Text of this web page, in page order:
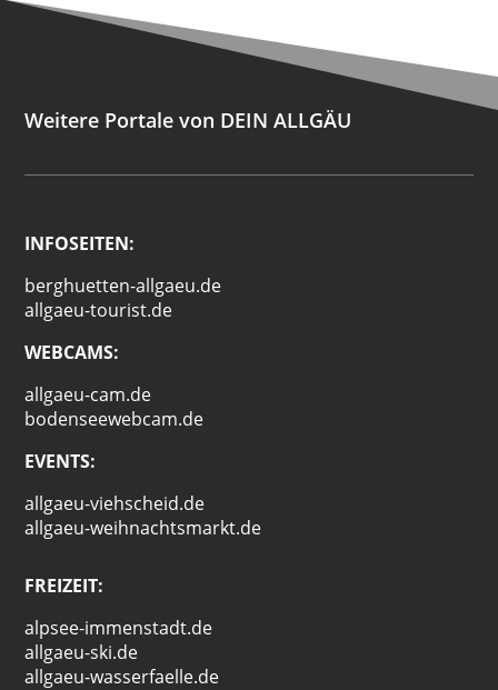
Weitere Portale von DEIN ALLGÄU
INFOSEITEN:
berghuetten-allgaeu.de
allgaeu-tourist.de
WEBCAMS:
allgaeu-cam.de
bodenseewebcam.de
EVENTS:
allgaeu-viehscheid.de
allgaeu-weihnachtsmarkt.de
FREIZEIT:
alpsee-immenstadt.de
allgaeu-ski.de
allgaeu-wasserfaelle.de